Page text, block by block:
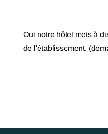
Oui notre hôtel mets à
de l'établissement.